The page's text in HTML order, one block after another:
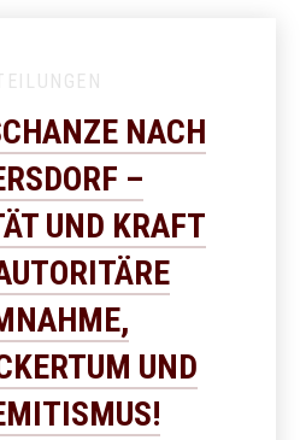
NACH
–
UND KRAFT
UND